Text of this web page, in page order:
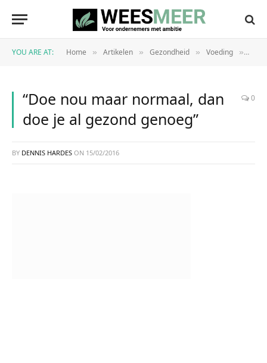
YOU ARE AT: Home » Artikelen » Gezondheid » Voeding »
“Doe nou maar normaal, dan
doe je al gezond genoeg”
0
BY DENNIS HARDES ON 15/02/2016